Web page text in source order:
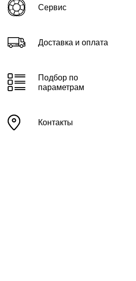
Сервис
Доставка и оплата
Подбор по
параметрам
Контакты
SmartLight
TT-Crisp
системы на Т-рейке
X-Line одиночные
решения
Аварийно-эвакуационные